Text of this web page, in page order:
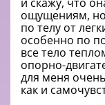
ощущениям,
по телу от
особенно по
все тело
опорно-
для меня
как и